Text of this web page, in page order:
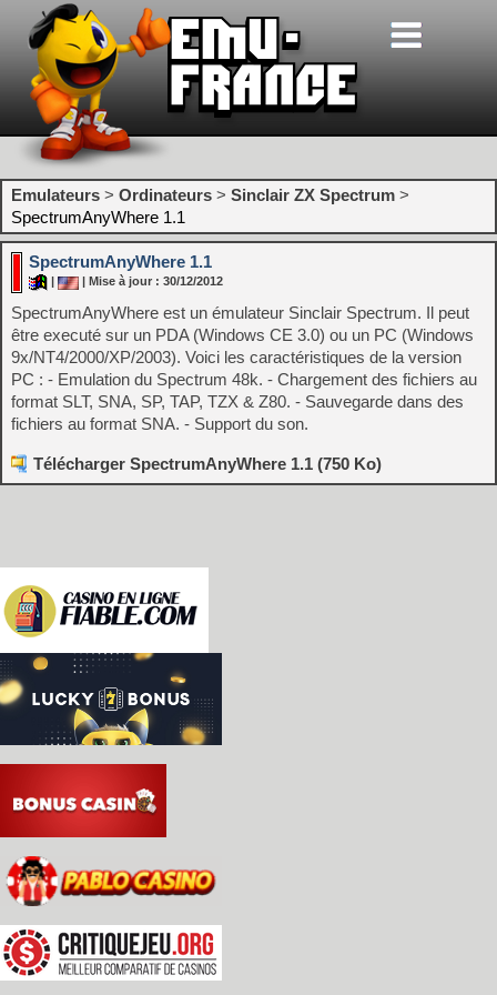
Emulateurs > Ordinateurs > Sinclair ZX Spectrum >
SpectrumAnyWhere 1.1
SpectrumAnyWhere 1.1
| Mise à jour : 30/12/2012
SpectrumAnyWhere est un émulateur Sinclair Spectrum. Il peut
être executé sur un PDA (Windows CE 3.0) ou un PC (Windows
9x/NT4/2000/XP/2003). Voici les caractéristiques de la version
PC : - Emulation du Spectrum 48k. - Chargement des fichiers au
format SLT, SNA, SP, TAP, TZX & Z80. - Sauvegarde dans des
fichiers au format SNA. - Support du son.
Télécharger SpectrumAnyWhere 1.1 (750 Ko)